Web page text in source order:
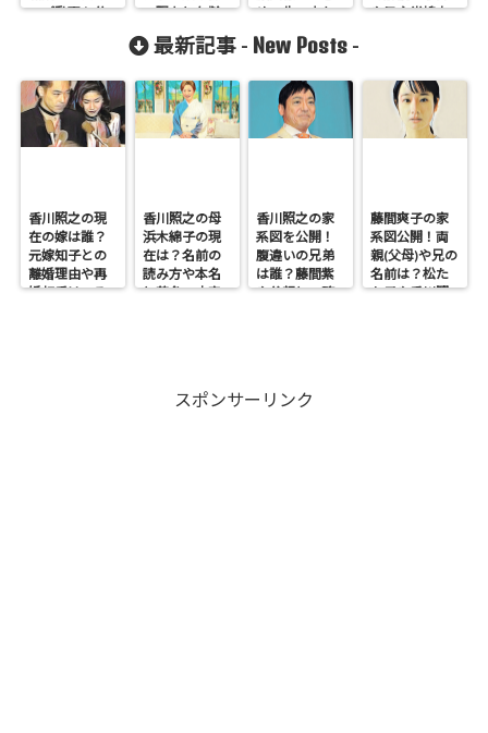
ップ動画も公
の現在と年齢
も調査！
めの生い立ち
や民主党鳩山
最新記事 - New Posts -
香川照之の現
在の嫁は誰？
元嫁知子との
離婚理由や再
婚相手はいる
香川照之の母
浜木綿子の現
在は？名前の
読み方や本名
と芸名の由来
香川照之の家
系図を公開！
腹違いの兄弟
は誰？藤間紫
や父親との確
藤間爽子の家
系図公開！両
親(父母)や兄の
名前は？松た
か子や香川照
スポンサーリンク